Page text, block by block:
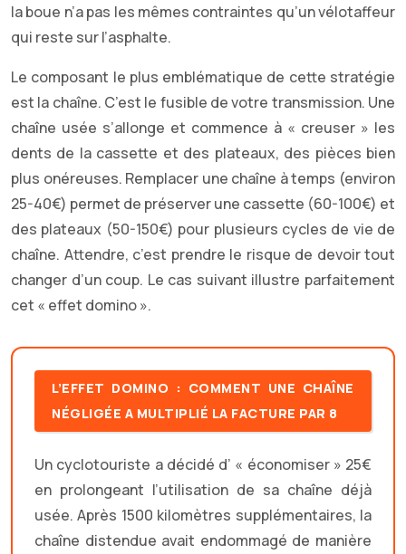
la boue n’a pas les mêmes contraintes qu’un vélotaffeur
qui reste sur l’asphalte.
Le composant le plus emblématique de cette stratégie
est la chaîne. C’est le fusible de votre transmission. Une
chaîne usée s’allonge et commence à « creuser » les
dents de la cassette et des plateaux, des pièces bien
plus onéreuses. Remplacer une chaîne à temps (environ
25-40€) permet de préserver une cassette (60-100€) et
des plateaux (50-150€) pour plusieurs cycles de vie de
chaîne. Attendre, c’est prendre le risque de devoir tout
changer d’un coup. Le cas suivant illustre parfaitement
cet « effet domino ».
L’EFFET DOMINO : COMMENT UNE CHAÎNE
NÉGLIGÉE A MULTIPLIÉ LA FACTURE PAR 8
Un cyclotouriste a décidé d’ « économiser » 25€
en prolongeant l’utilisation de sa chaîne déjà
usée. Après 1500 kilomètres supplémentaires, la
chaîne distendue avait endommagé de manière